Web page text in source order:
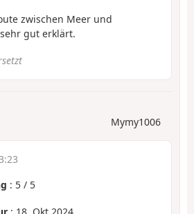
zwischen Meer und
gut erklärt.
Mymy1006
: 5 / 5